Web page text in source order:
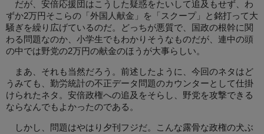
だが、安倍応援団はこうした疑惑をたいして追及もせず、わ
ずか2万円そこらの「外国人献金」を「スクープ」と銘打って大
騒ぎを繰り広げているのだ。どっちが悪質で、国政の根幹に関
わる問題なのか、小学生でもわかりそうなものだが、連中の頭
の中では野党の2万円の献金のほうが大事らしい。
まあ、それも当然だろう。前述したように、今回のネタはど
うみても、勤労統計の不正データ問題のカウンターとして仕掛
けられたネタ。安倍政権への追及をそらし、野党を攻撃できる
ならなんでもよかったのである。
しかし、問題はやはり夕刊フジだ。こんな露骨な政権の犬ぶ